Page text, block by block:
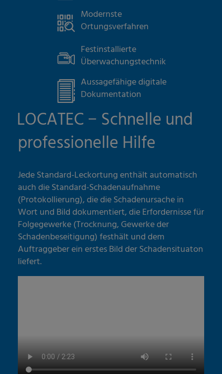
Modernste
Ortungsverfahren
Festinstallierte
Überwachungstechnik
Aussagefähige digitale
Dokumentation
LOCATEC − Schnelle und
professionelle Hilfe
Jede Standard-Leckortung enthält automatisch
auch die Standard-Schadenaufnahme
(Protokollierung), die die Schadenursache in
Wort und Bild dokumentiert, die Erfordernisse für
Folgegewerke (Trocknung, Gewerke der
Schadenbeseitigung) festhält und dem
Auftraggeber ein erstes Bild der Schadensituaton
liefert.